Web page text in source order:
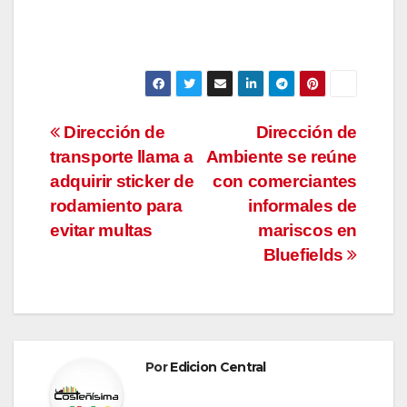
Navegación
de
entradas
Dirección de
Ambiente se reúne
con comerciantes
informales de
mariscos en
Bluefields
Dirección de
transporte llama a
adquirir sticker de
rodamiento para
evitar multas
PorEdicion Central